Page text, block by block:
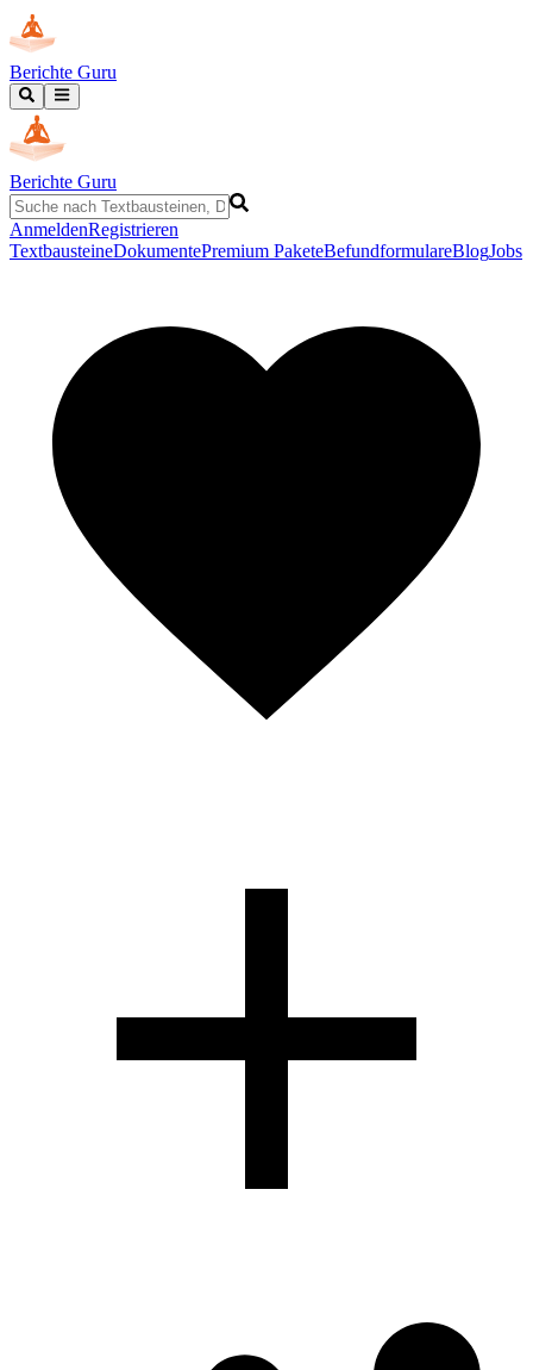
Berichte Guru
Berichte Guru
AnmeldenRegistrieren
TextbausteineDokumentePremium PaketeBefundformulareBlogJobs